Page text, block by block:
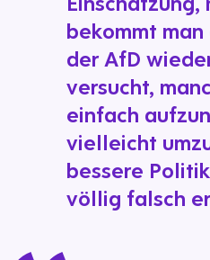
bekommt
der AfD
versucht,
einfach
vielleicht
bessere
völlig falsch